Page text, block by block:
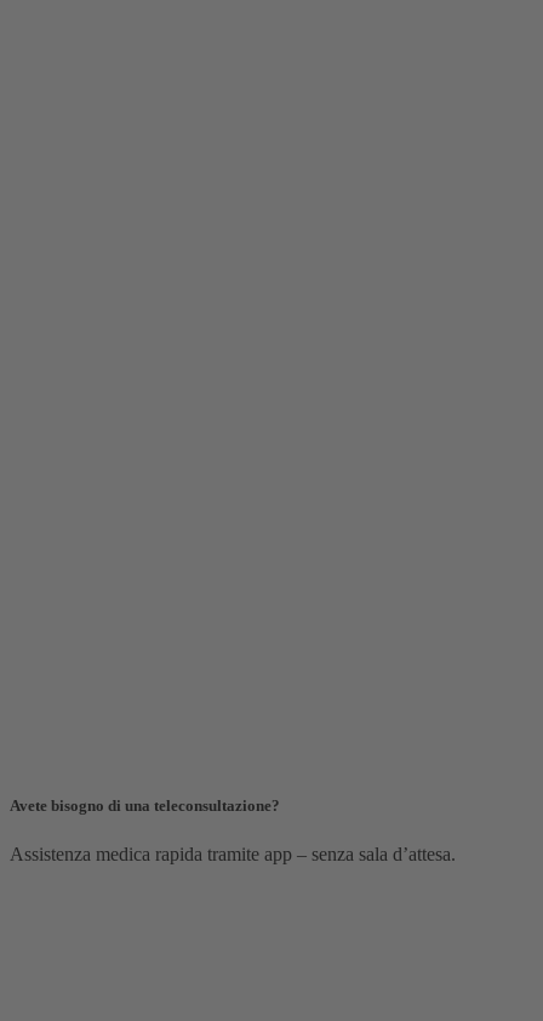
Avete bisogno di una teleconsultazione?
Assistenza medica rapida tramite app – senza sala d’attesa.